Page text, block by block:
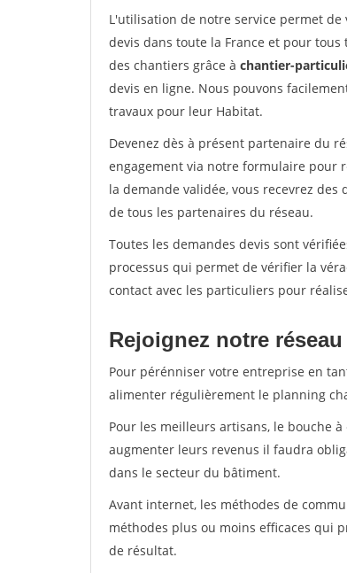
L'utilisation de notre service permet
devis dans toute la France et pour
des chantiers grâce à chantier-
devis en ligne. Nous pouvons
travaux pour leur Habitat.
Devenez dès à présent partenaire du
engagement via notre formulaire pour
la demande validée, vous recevrez
de tous les partenaires du réseau.
Toutes les demandes devis sont
processus qui permet de vérifier la
contact avec les particuliers pour
Rejoignez notre
Pour pérénniser votre entreprise en
alimenter régulièrement le planning
Pour les meilleurs artisans, le bouche
augmenter leurs revenus il faudra
dans le secteur du bâtiment.
Avant internet, les méthodes de
méthodes plus ou moins efficaces qui
de résultat.